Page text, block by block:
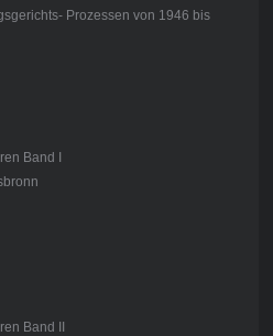
Prozessen von 1946 bis
Band I
Band II